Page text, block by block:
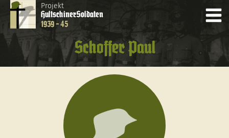
Projekt
HultschinerSoldaten
1939 - 45
Schoffer Paul